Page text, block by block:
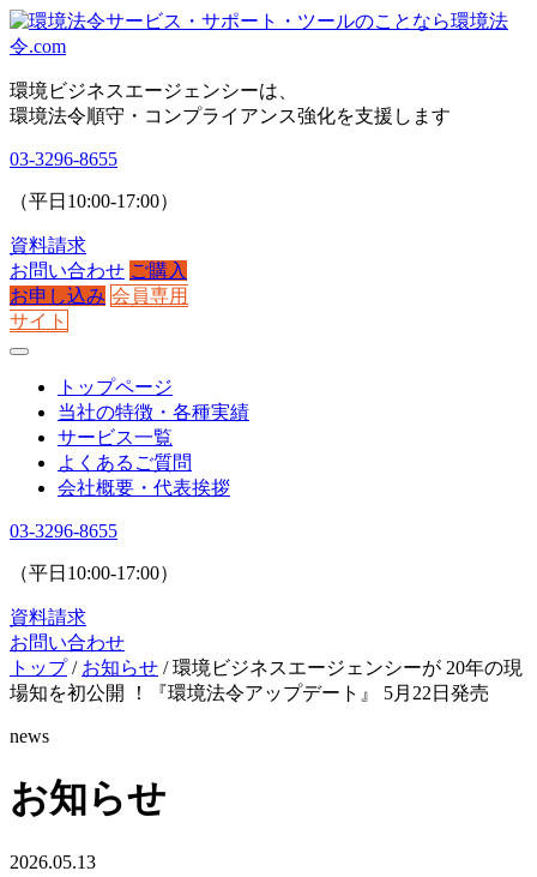
環境ビジネスエージェンシーは、
環境法令順守・コンプライアンス強化を支援します
03-3296-8655
（平日10:00-17:00）
資料請求
お問い合わせ ご購入
お申し込み 会員専用
サイト
トップページ
当社の特徴・各種実績
サービス一覧
よくあるご質問
会社概要・代表挨拶
03-3296-8655
（平日10:00-17:00）
資料請求
お問い合わせ
トップ/ お知らせ /環境ビジネスエージェンシーが 20年の現
場知を初公開 ！『環境法令アップデート』 5月22日発売
news
お知らせ
2026.05.13